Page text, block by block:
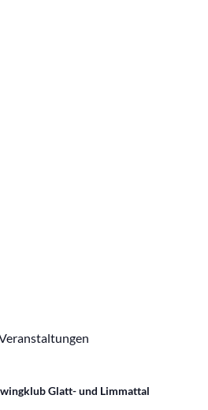
Glatt- und Limmattal